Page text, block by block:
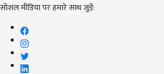
सोशल मीडिया पर हमारे साथ जुड़ें: